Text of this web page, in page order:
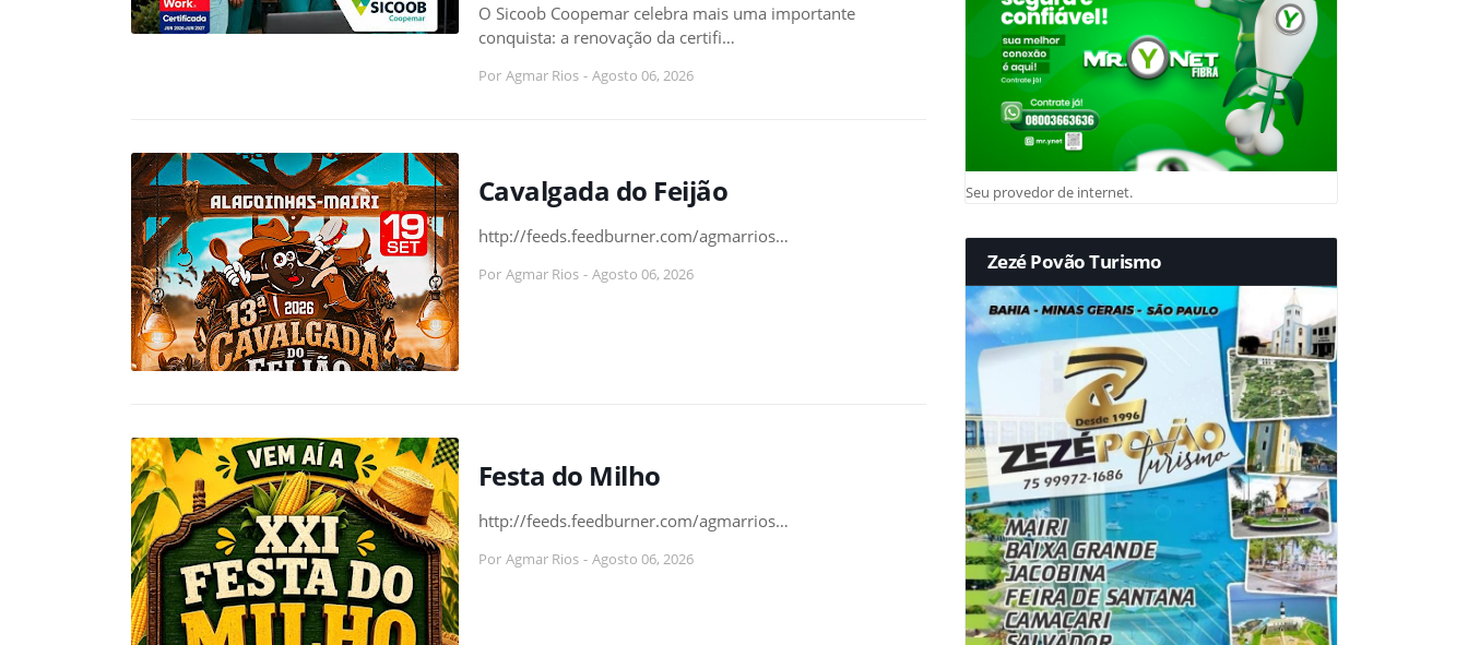
O Sicoob Coopemar celebra mais uma importante
conquista: a renovação da certifi…
Por Agmar Rios - Agosto 06, 2026
Cavalgada do Feijão
http://feeds.feedburner.com/agmarrios…
Por Agmar Rios - Agosto 06, 2026
Festa do Milho
http://feeds.feedburner.com/agmarrios…
Por Agmar Rios - Agosto 06, 2026
Seu provedor de internet.
Zezé Povão Turismo